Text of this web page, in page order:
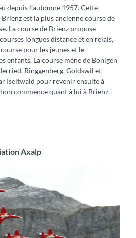
depuis l’automne 1957. Cette
est la plus ancienne course de
La course de Brienz propose
longues distance et en relais,
pour les jeunes et le
enfants. La course mène de Bönigen
Ringgenberg, Goldswil et
Iseltwald pour revenir ensuite à
commence quant à lui à Brienz.
Axalp